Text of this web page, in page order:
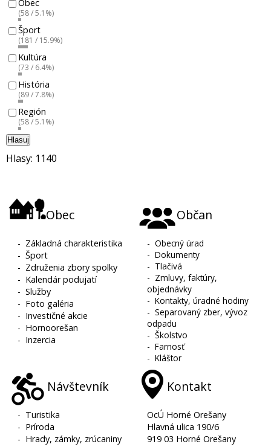
Obec
(58 / 5.1%)
Šport
(181 / 15.9%)
Kultúra
(73 / 6.4%)
História
(89 / 7.8%)
Región
(58 / 5.1%)
Hlasuj
Hlasy: 1140
Obec
- Základná charakteristika
-Šport
- Združenia zbory spolky
- Kalendár podujatí
-Služby
- Foto galéria
- Investičné akcie
- Hornoorešan
- Inzercia
Občan
-Obecný úrad
-Dokumenty
- Tlačivá
- Zmluvy, faktúry,
objednávky
-Kontakty, úradné hodiny
-Separovaný zber, vývoz
odpadu
-Školstvo
-Farnosť
-Kláštor
Návštevník
- Turistika
- Príroda
- Hrady, zámky, zrúcaniny
Kontakt
OcÚ Horné Orešany
Hlavná ulica 190/6
919 03 Horné Orešany